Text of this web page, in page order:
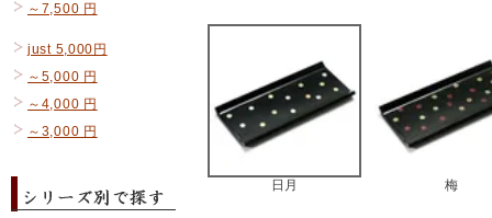
～7,500 円
just 5,000円
～5,000 円
～4,000 円
～3,000 円
日月 梅